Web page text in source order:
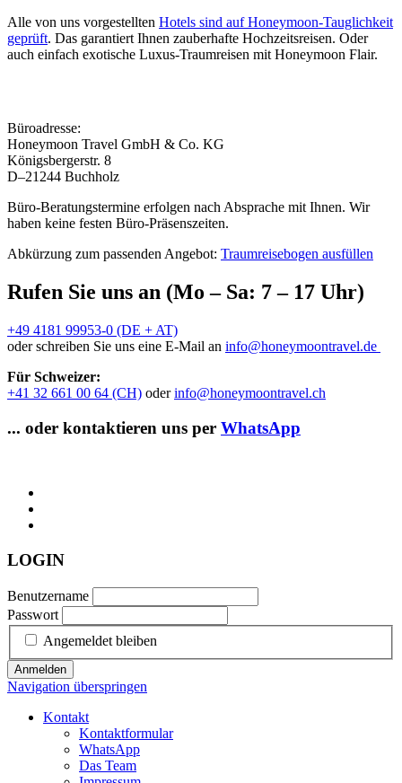
Alle von uns vorgestellten Hotels sind auf Honeymoon-Tauglichkeit
geprüft. Das garantiert Ihnen zauberhafte Hochzeitsreisen. Oder
auch einfach exotische Luxus-Traumreisen mit Honeymoon Flair.
Büroadresse:
Honeymoon Travel GmbH & Co. KG
Königsbergerstr. 8
D–21244 Buchholz
Büro-Beratungstermine erfolgen nach Absprache mit Ihnen. Wir
haben keine festen Büro-Präsenszeiten.
Abkürzung zum passenden Angebot: Traumreisebogen ausfüllen
Rufen Sie uns an (Mo – Sa: 7 – 17 Uhr)
+49 4181 99953-0 (DE + AT)
oder schreiben Sie uns eine E-Mail an info@honeymoontravel.de
Für Schweizer:
+41 32 661 00 64 (CH) oderinfo@honeymoontravel.ch
... oder kontaktieren uns per WhatsApp
LOGIN
Benutzername
Passwort
Angemeldet bleiben
Anmelden
Navigation überspringen
Kontakt
Kontaktformular
WhatsApp
Das Team